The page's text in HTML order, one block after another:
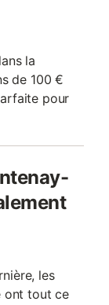
la
de 100 €
pour
les
ont tout ce